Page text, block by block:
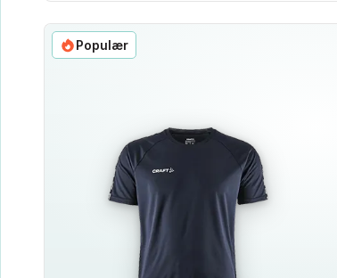
Populær